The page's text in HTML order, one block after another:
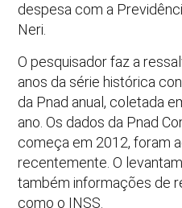
despesa com a
Neri.
O pesquisador faz a
anos da série histórica
da Pnad anual, coletada
ano. Os dados da Pnad
começa em 2012, foram
recentemente. O
também informações de
como o INSS.